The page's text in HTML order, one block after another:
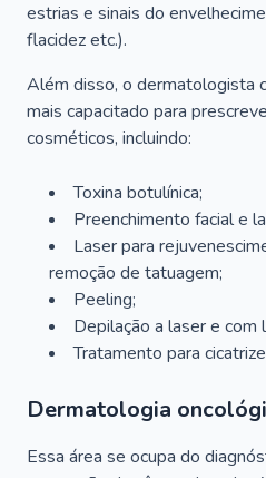
estrias e sinais do
flacidez etc.).
Além disso, o dermatologista
mais capacitado para
cosméticos, incluindo:
Toxina botulínica;
Preenchimento facial e
Laser para
remoção de tatuagem;
Peeling;
Depilação a laser e com
Tratamento para
Dermatologia
Essa área se ocupa do